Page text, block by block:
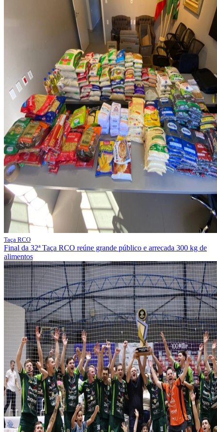
Taça RCO
Final da 32ª Taça RCO reúne grande público e arrecada 300 kg de
alimentos